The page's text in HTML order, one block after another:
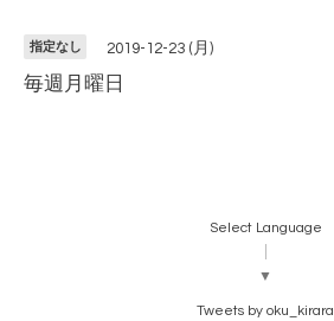
指定なし 2019-12-23 (月)
毎週月曜日
Select Language
▼
Tweets by oku_kirara